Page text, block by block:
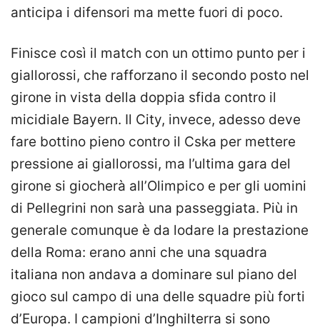
anticipa i difensori ma mette fuori di poco.
Finisce così il match con un ottimo punto per i
giallorossi, che rafforzano il secondo posto nel
girone in vista della doppia sfida contro il
micidiale Bayern. Il City, invece, adesso deve
fare bottino pieno contro il Cska per mettere
pressione ai giallorossi, ma l’ultima gara del
girone si giocherà all’Olimpico e per gli uomini
di Pellegrini non sarà una passeggiata. Più in
generale comunque è da lodare la prestazione
della Roma: erano anni che una squadra
italiana non andava a dominare sul piano del
gioco sul campo di una delle squadre più forti
d’Europa. I campioni d’Inghilterra si sono